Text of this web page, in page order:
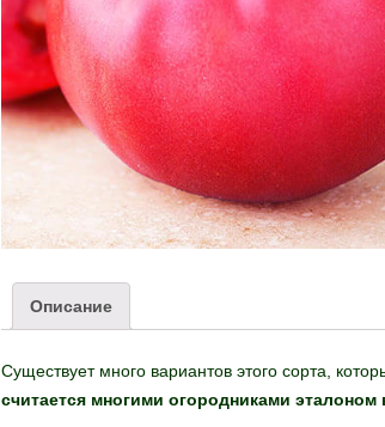
Описание
Существует много вариантов этого сорта,
считается многими огородниками